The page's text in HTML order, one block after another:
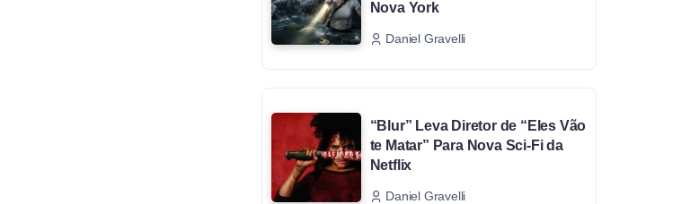
Nova York
Daniel Gravelli
“Blur” Leva Diretor de “Eles Vão
te Matar” Para Nova Sci-Fi da
Netflix
Daniel Gravelli